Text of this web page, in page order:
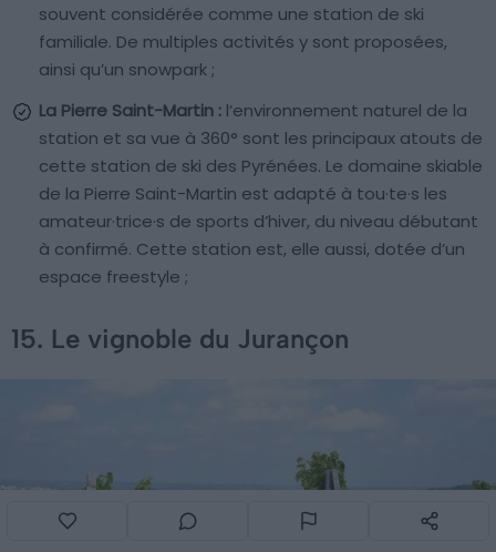
souvent considérée comme une station de ski
familiale. De multiples activités y sont proposées,
ainsi qu’un snowpark ;
La Pierre Saint-Martin : l’environnement naturel de la
station et sa vue à 360° sont les principaux atouts de
cette station de ski des Pyrénées. Le domaine skiable
de la Pierre Saint-Martin est adapté à tou·te·s les
amateur·trice·s de sports d’hiver, du niveau débutant
à confirmé. Cette station est, elle aussi, dotée d’un
espace freestyle ;
15. Le vignoble du Jurançon